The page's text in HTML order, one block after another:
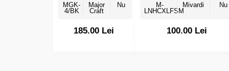
CRAFT MAGNET
MGK-
4/BK
Major
Craft
Nu
185.00 Lei
Cap 80X70X70cm
M-
LNHCXLFSM
Mivardi Nu
100.00 Lei